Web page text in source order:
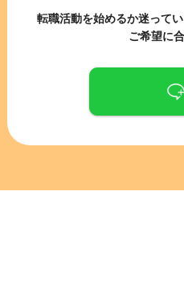
転職活動を始めるか迷ってい
ご希望に